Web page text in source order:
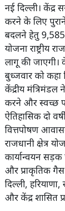
नई दिल्ली। केंद्र
करने के लिए
बदलने हेतु 9,585
योजना राष्ट्रीय
लागू की जाएगी।
बुध्जवार को कहा
केंद्रीय मंत्रिमंडल
करने और स्वच्छ
ऐतिहासिक दो
वित्तपोषण
राजधानी क्षेत्र
कार्यान्वयन सड़क
और प्राकृतिक गैस
दिल्ली,
और केंद्र शासित